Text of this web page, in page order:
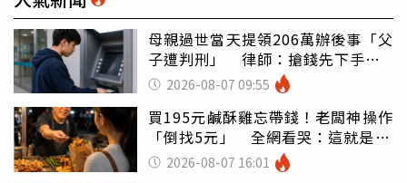
母親過世當天提領206萬辦後事「父
子遭判刑」 律師：搶錢先下手是
罪 2026-08-07 09:55
買195元鹹酥雞忘帶錢！老闆神操作
「倒找5元」 全網看哭：這就是台
灣 2026-08-07 16:01